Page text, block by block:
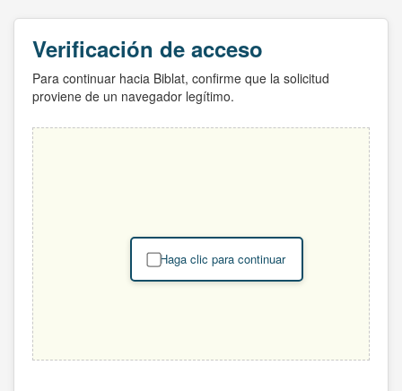
Verificación de acceso
Para continuar hacia Biblat, confirme que la solicitud
proviene de un navegador legítimo.
Haga clic para continuar